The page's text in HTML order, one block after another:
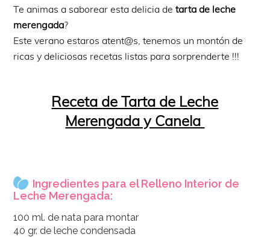
Te animas a saborear esta delicia de tarta de leche
merengada?
Este verano estaros atent@s, tenemos un montón de
ricas y deliciosas recetas listas para sorprenderte !!!
Receta de Tarta de Leche
Merengada y Canela
Ingredientes para el Relleno Interior de
Leche Merengada:
100 ml. de nata para montar
40 gr. de leche condensada